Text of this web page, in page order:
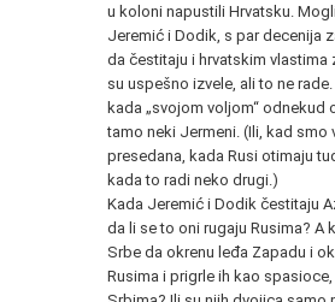
u koloni napustili Hrvatsku.
Jeremić i Dodik, s par decenija
da čestitaju i hrvatskim vlastima
su uspešno izvele, ali to ne
kada „svojom voljom“ odnekud
tamo neki Jermeni. (Ili, kad smo
presedana, kada Rusi otimaju
kada to radi neko drugi.)
Kada Jeremić i Dodik čestitaju
da li se to oni rugaju Rusima? A
Srbe da okrenu leđa Zapadu i
Rusima i prigrle ih kao